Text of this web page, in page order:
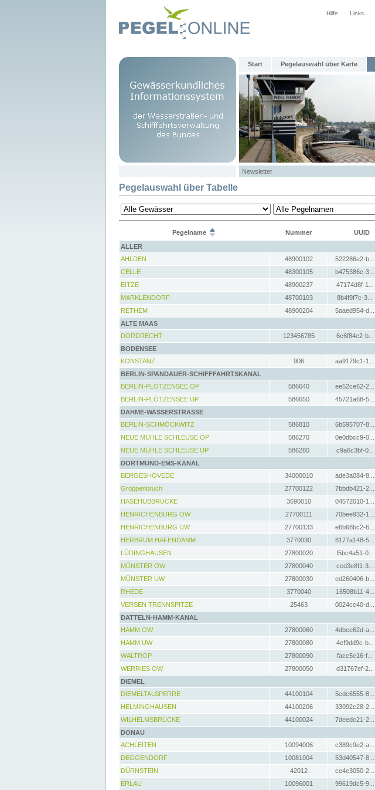
Hilfe Links
Start Pegelauswahl über Karte
Newsletter
Pegelauswahl über Tabelle
Pegelname Nummer UUID
ALLER
AHLDEN
48900102 522286e2-b...
CELLE
48300105 b475386c-3...
EITZE
48900237 47174d8f-1...
MARKLENDORF
48700103 8b4f9f7c-3...
RETHEM
48900204 5aaed954-d...
ALTE MAAS
DORDRECHT
123456785 6c6f84c2-b...
BODENSEE
KONSTANZ
906 aa9179c1-1...
BERLIN-SPANDAUER-SCHIFFFAHRTSKANAL
BERLIN-PLÖTZENSEE OP
586640 ee52ce62-2...
BERLIN-PLÖTZENSEE UP
586650 45721a68-5...
DAHME-WASSERSTRASSE
BERLIN-SCHMÖCKWITZ
586810 6b595707-8...
NEUE MÜHLE SCHLEUSE OP
586270 0e0dbcc9-0...
NEUE MÜHLE SCHLEUSE UP
586280 c9a6c3bf-0...
DORTMUND-EMS-KANAL
BERGESHÖVEDE
34000010 ade3a084-8...
Groppenbruch
27700122 7bbdb421-2...
HASEHUBBRÜCKE
3690010 04572010-1...
HENRICHENBURG OW
27700111 70bee932-1...
HENRICHENBURG UW
27700133 e6b68bc2-6...
HERBRUM HAFENDAMM
3770030 8177a148-5...
LÜDINGHAUSEN
27800020 f5bc4a51-0...
MÜNSTER OW
27800040 ccd3e8f1-3...
MÜNSTER UW
27800030 ed260406-b...
RHEDE
3770040 16508b11-4...
VERSEN TRENNSPITZE
25463 0024cc40-d...
DATTELN-HAMM-KANAL
HAMM OW
27800060 4dbce62d-a...
HAMM UW
27800080 4ef9dd9c-b...
WALTROP
27800090 facc5c16-f...
WERRIES OW
27800050 d31767ef-2...
DIEMEL
DIEMELTALSPERRE
44100104 5cdc6555-8...
HELMINGHAUSEN
44100206 33092c28-2...
WILHELMSBRÜCKE
44100024 7deedc21-2...
DONAU
ACHLEITEN
10094006 c389c9e2-a...
DEGGENDORF
10081004 53d40547-8...
DÜRNSTEIN
42012 ce4e3050-2...
ERLAU
10096001 99619dc5-9...